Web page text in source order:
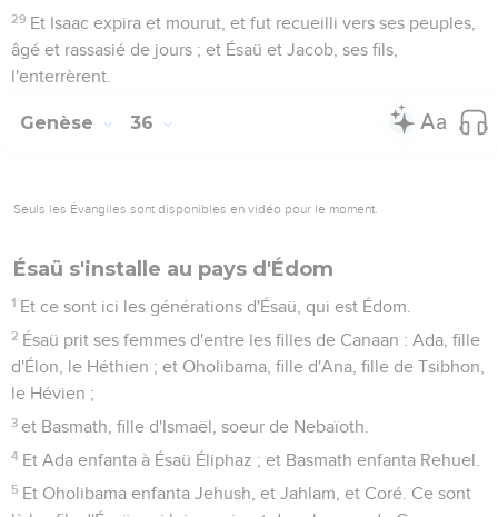
29 Et Isaac expira et mourut, et fut recueilli vers ses peuples,
âgé et rassasié de jours ; et Ésaü et Jacob, ses fils,
l'enterrèrent.
Genèse 36
Seuls les Évangiles sont disponibles en vidéo pour le moment.
Ésaü s'installe au pays d'Édom
1 Et ce sont ici les générations d'Ésaü, qui est Édom.
2 Ésaü prit ses femmes d'entre les filles de Canaan : Ada, fille
d'Élon, le Héthien ; et Oholibama, fille d'Ana, fille de Tsibhon,
le Hévien ;
3 et Basmath, fille d'Ismaël, soeur de Nebaïoth.
4 Et Ada enfanta à Ésaü Éliphaz ; et Basmath enfanta Rehuel.
5 Et Oholibama enfanta Jehush, et Jahlam, et Coré. Ce sont